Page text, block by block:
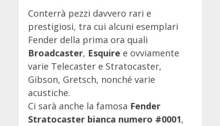
Conterrà pezzi davvero rari e
prestigiosi, tra cui alcuni esemplari
Fender della prima ora quali
Broadcaster, Esquire e ovviamente
varie Telecaster e Stratocaster,
Gibson, Gretsch, nonché varie
acustiche.
Ci sarà anche la famosa Fender
Stratocaster bianca numero #0001,